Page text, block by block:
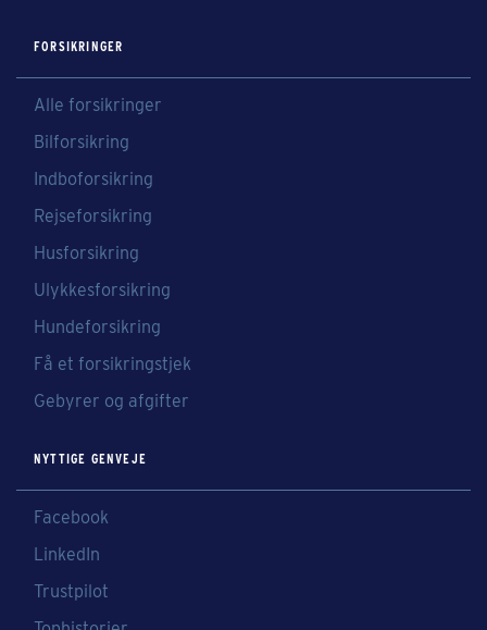
FORSIKRINGER
Alle forsikringer
Bilforsikring
Indboforsikring
Rejseforsikring
Husforsikring
Ulykkesforsikring
Hundeforsikring
Få et forsikringstjek
Gebyrer og afgifter
NYTTIGE GENVEJE
Facebook
LinkedIn
Trustpilot